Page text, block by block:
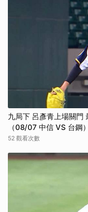
九局下 呂彥青上場關門
（08/07 中信 VS 台鋼）
52 觀看次數